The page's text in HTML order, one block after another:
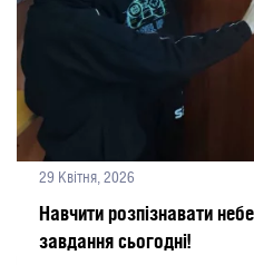
29 Квітня, 2026
Навчити розпізнавати
завдання сьогодні!